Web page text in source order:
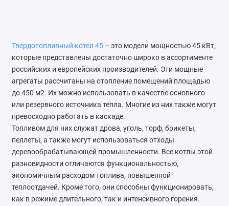
Твердотопливный котел 45– это модели мощностью 45 кВт,
которые представлены достаточно широко в ассортименте
российских и европейских производителей. Эти мощные
агрегаты рассчитаны на отопление помещений площадью
до 450 м2. Их можно использовать в качестве основного
или резервного источника тепла. Многие из них также могут
превосходно работать в каскаде.
Топливом для них служат дрова, уголь, торф, брикеты,
пеллеты, а также могут использоваться отходы
деревообрабатывающей промышленности. Все котлы этой
разновидности отличаются функциональностью,
экономичным расходом топлива, повышенной
теплоотдачей. Кроме того, они способны функционировать,
как в режиме длительного, так и интенсивного горения.